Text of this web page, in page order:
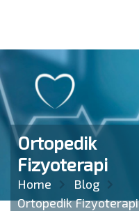
Ortopedik
Fizyoterapi
Home
Blog
Ortopedik Fizyoterapi